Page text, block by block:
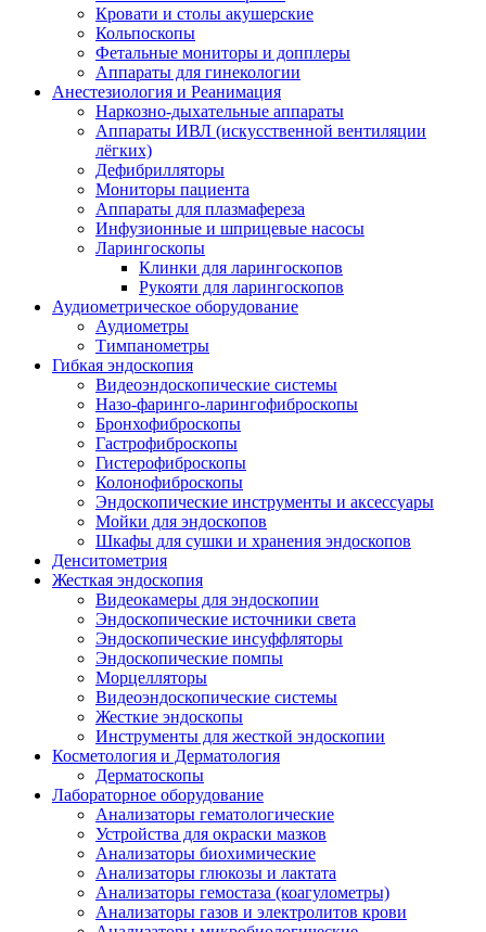
Кровати и столы акушерские
Кольпоскопы
Фетальные мониторы и допплеры
Аппараты для гинекологии
Анестезиология и Реанимация
Наркозно-дыхательные аппараты
Аппараты ИВЛ (искусственной вентиляции
лёгких)
Дефибрилляторы
Мониторы пациента
Аппараты для плазмафереза
Инфузионные и шприцевые насосы
Ларингоскопы
Клинки для ларингоскопов
Рукояти для ларингоскопов
Аудиометрическое оборудование
Аудиометры
Тимпанометры
Гибкая эндоскопия
Видеоэндоскопические системы
Назо-фаринго-ларингофиброскопы
Бронхофиброскопы
Гастрофиброскопы
Гистерофиброскопы
Колонофиброскопы
Эндоскопические инструменты и аксессуары
Мойки для эндоскопов
Шкафы для сушки и хранения эндоскопов
Денситометрия
Жесткая эндоскопия
Видеокамеры для эндоскопии
Эндоскопические источники света
Эндоскопические инсуффляторы
Эндоскопические помпы
Морцелляторы
Видеоэндоскопические системы
Жесткие эндоскопы
Инструменты для жесткой эндоскопии
Косметология и Дерматология
Дерматоскопы
Лабораторное оборудование
Анализаторы гематологические
Устройства для окраски мазков
Анализаторы биохимические
Анализаторы глюкозы и лактата
Анализаторы гемостаза (коагулометры)
Анализаторы газов и электролитов крови